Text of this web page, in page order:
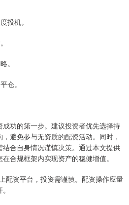
投机。
。
仓。
功的第一步。建议投资者优先选择持
避免参与无资质的配资活动。同时，
合自身情况谨慎决策。通过本文提供
合规框架内实现资产的稳健增值。
配资平台，投资需谨慎。配资操作应量